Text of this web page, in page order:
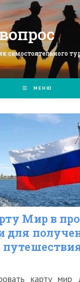
самостоятельного
МЕНЮ
Мир в
для
карту мир